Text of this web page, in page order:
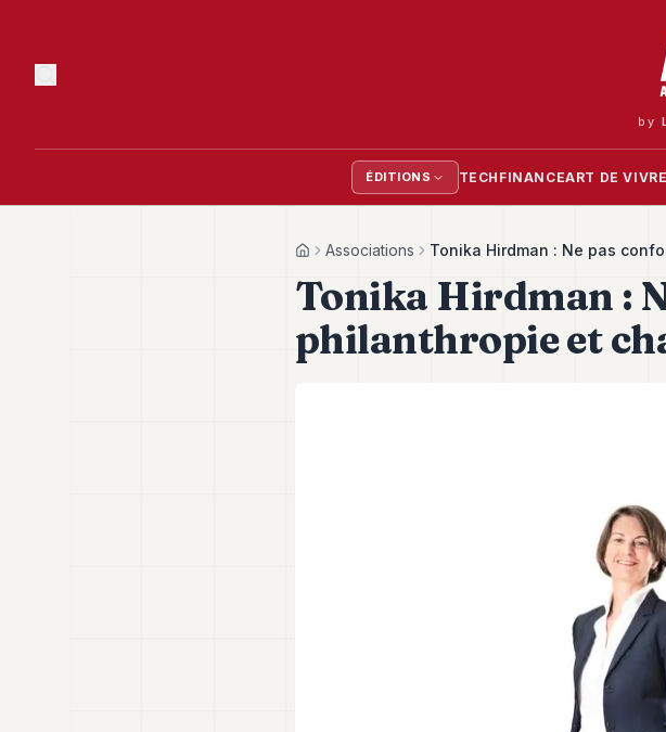
by
ÉDITIONS TECH FINANCEART DE
HomeAssociations Tonika Hirdman : Ne pas
Tonika Hirdman :
philanthropie et